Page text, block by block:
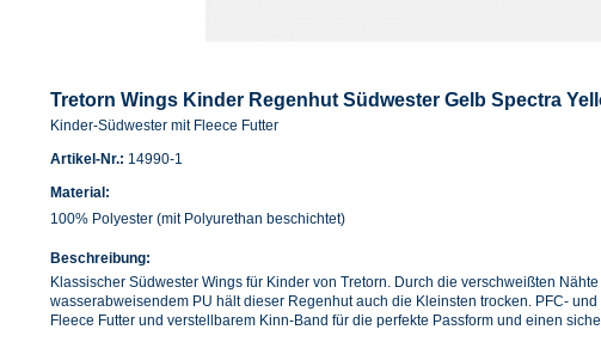
Tretorn Wings Kinder Regenhut Südwester Gelb Spectra
Kinder-Südwester mit Fleece Futter
Artikel-Nr.: 14990-1
Material:
100% Polyester (mit Polyurethan beschichtet)
Beschreibung:
Klassischer Südwester Wings für Kinder von Tretorn. Durch die verschweißten
wasserabweisendem PU hält dieser Regenhut auch die Kleinsten trocken. PFC-
Fleece Futter und verstellbarem Kinn-Band für die perfekte Passform und einen